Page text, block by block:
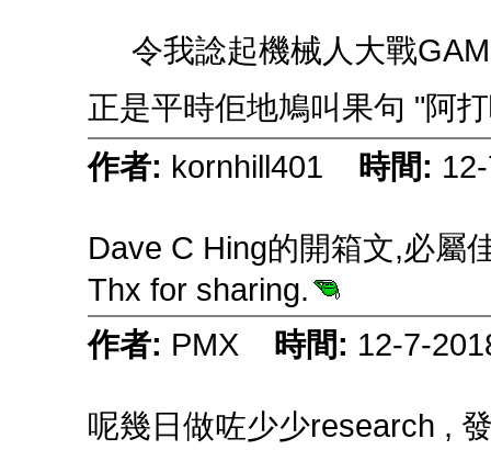
令我諗起機械人大戰
正是平時佢地鳩叫果句 "阿
作者: kornhill401 時間:
Dave C Hing的開箱文,必屬
Thx for sharing.
作者: PMX 時間: 12-7-
呢幾日做咗少少research ,